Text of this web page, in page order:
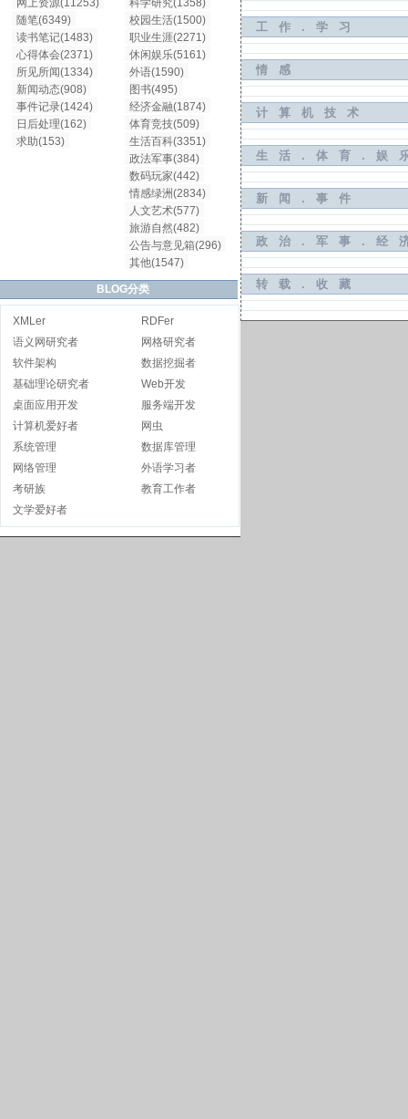
随笔(6349)
读书笔记(1483)
心得体会(2371)
所见所闻(1334)
新闻动态(908)
事件记录(1424)
日后处理(162)
求助(153)
校园生活(1500)
职业生涯(2271)
休闲娱乐(5161)
外语(1590)
图书(495)
经济金融(1874)
体育竞技(509)
生活百科(3351)
政法军事(384)
数码玩家(442)
情感绿洲(2834)
人文艺术(577)
旅游自然(482)
公告与意见箱(296)
其他(1547)
BLOG分类
XMLer
RDFer
语义网研究者
网格研究者
软件架构
数据挖掘者
基础理论研究者
Web开发
桌面应用开发
服务端开发
计算机爱好者
网虫
系统管理
数据库管理
网络管理
外语学习者
考研族
教育工作者
文学爱好者
工作.学习
情感
计算机技术
生活.体育.娱
新闻.事件
政治.军事.经
转载.收藏